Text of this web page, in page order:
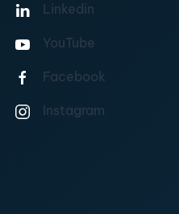
Linkedin
YouTube
Facebook
Instagram